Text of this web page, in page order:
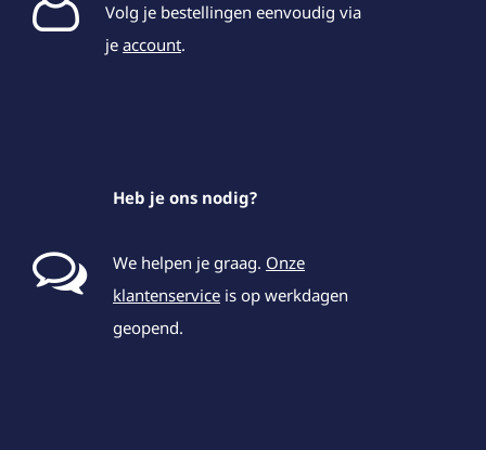
Volg je bestellingen eenvoudig via
je account.
Heb je ons nodig?
We helpen je graag. Onze
klantenservice is op werkdagen
geopend.